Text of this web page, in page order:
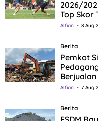
2026/
Top Skor
Alfian 8 Aug
Berita
Pemkot
Alfian 7 Aug
Berita